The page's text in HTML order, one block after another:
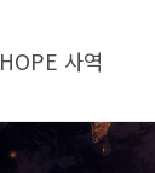
HOPE 사역